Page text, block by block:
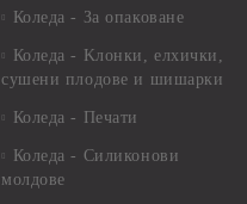
Коледа - За опаковане
Коледа - Kлонки, елхички,
сушени плодове и шишарки
Коледа - Печати
Коледа - Силиконови
молдове